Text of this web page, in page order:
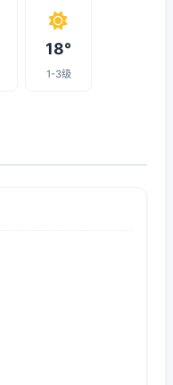
18°
1-3级